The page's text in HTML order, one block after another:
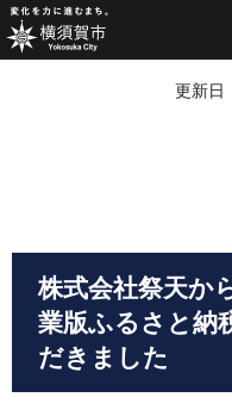
更新日
株式会社祭天か
業版ふるさと納
だきました